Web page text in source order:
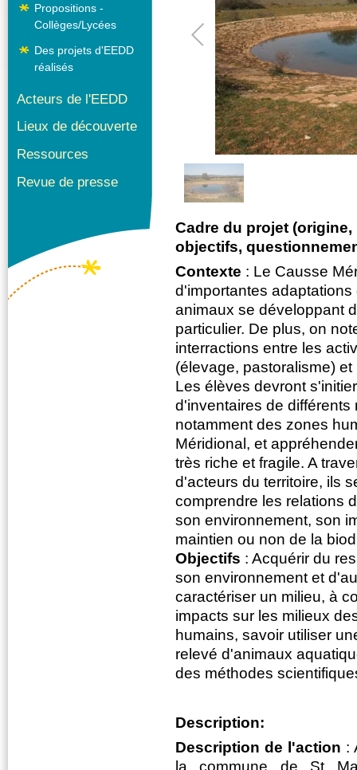
Cadre du projet
objectifs,
Contexte : Le Causse
d'importantes
animaux se développant
particulier. De plus, on
interractions entre les
(élevage, pastoralisme)
Les élèves devront
d'inventaires de différents
notamment des zones
Méridional, et
très riche et fragile. A
d'acteurs du territoire, ils
comprendre les relations
son environnement, son
maintien ou non de la
Objectifs : Acquérir du
son environnement et
caractériser un milieu, à
impacts sur les milieux
humains, savoir utiliser
relevé d'animaux
des méthodes
Description:
Description de l'action :
la commune de St
Propositions -
Collèges/Lycées
Des projets d'EEDD
réalisés
Acteurs de l'EEDD
Lieux de découverte
Ressources
Revue de presse